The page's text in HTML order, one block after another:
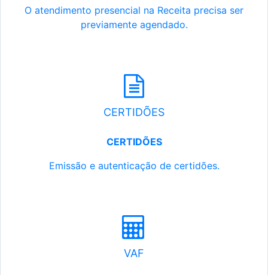
O atendimento presencial na Receita precisa ser
previamente agendado.
CERTIDÕES
CERTIDÕES
Emissão e autenticação de certidões.
VAF